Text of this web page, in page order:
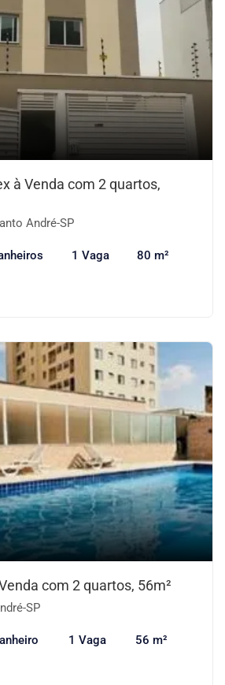
à Venda com 2 quartos,
André-SP
1 Vaga 80 m²
com 2 quartos, 56m²
SP
1 Vaga 56 m²